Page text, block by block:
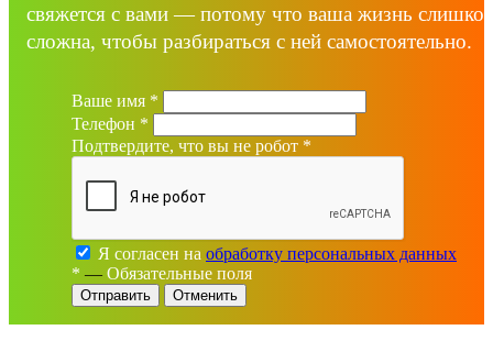
свяжется с вами — потому что ваша жизнь
сложна, чтобы разбираться с ней самостоятельно.
Ваше имя *
Телефон *
Подтвердите, что вы не робот *
Я согласен на обработку персональных данных
* — Обязательные поля
Отменить